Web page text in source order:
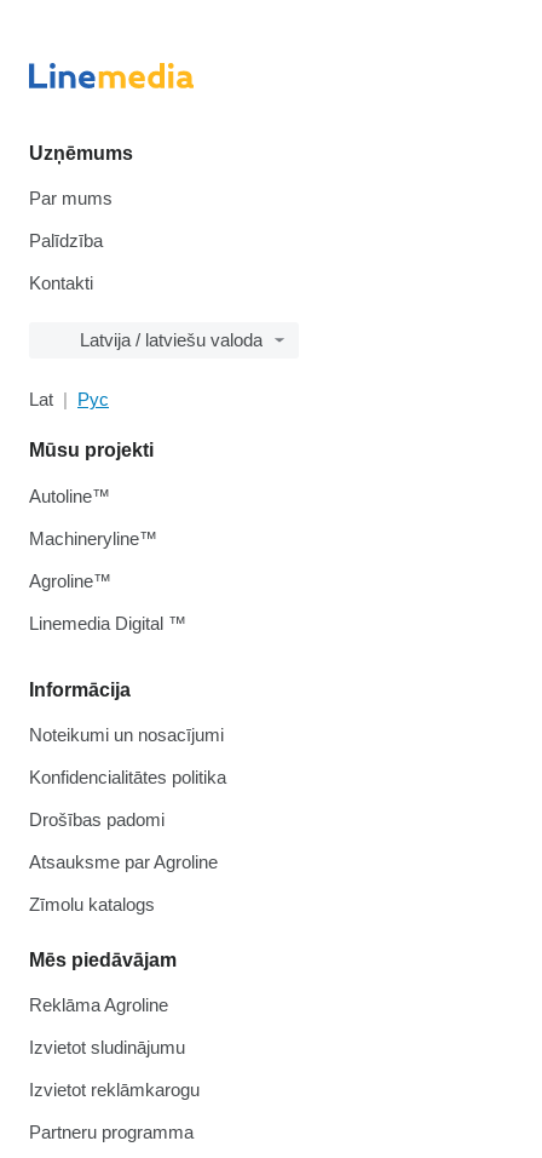
Uzņēmums
Par mums
Palīdzība
Kontakti
Latvija / latviešu valoda
Lat Рус
Informācija
Noteikumi un nosacījumi
Konfidencialitātes politika
Drošības padomi
Atsauksme par Agroline
Zīmolu katalogs
Mēs piedāvājam
Reklāma Agroline
Izvietot sludinājumu
Izvietot reklāmkarogu
Partneru programma
Mūsu projekti
Autoline™
Machineryline™
Agroline™
Linemedia Digital ™